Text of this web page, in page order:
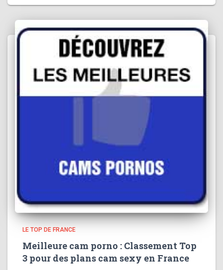
LE TOP DE FRANCE
Meilleure cam porno : Classement Top
3 pour des plans cam sexy en France